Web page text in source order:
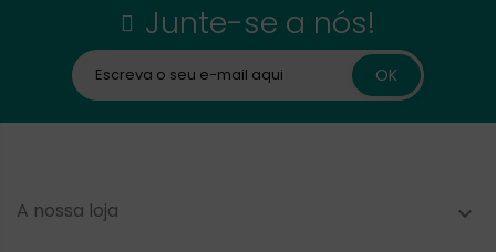
Junte-se a nós!
A nossa loja 